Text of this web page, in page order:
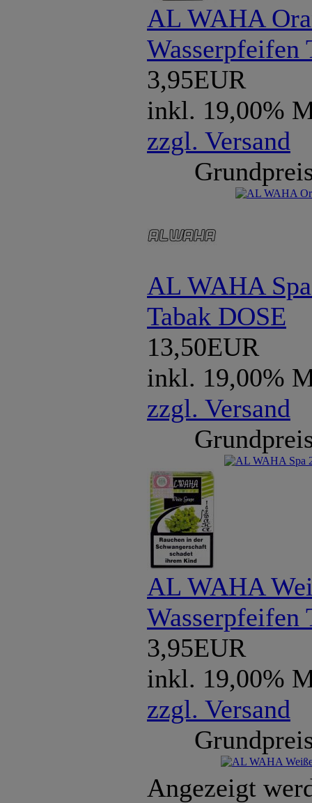
AL WAHA
Wasserpfeifen
3,95EUR
inkl. 19,00%
zzgl. Versand
AL WAHA
Tabak DOSE
13,50EUR
inkl. 19,00%
zzgl. Versand
AL WAHA
Wasserpfeifen
3,95EUR
inkl. 19,00%
zzgl. Versand
Angezeigt